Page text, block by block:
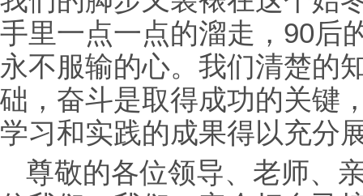
手里一点一点的溜走，90后
永不服输的心。我们清楚的
础，奋斗是取得成功的关键
学习和实践的成果得以充分
尊敬的各位领导、老师、